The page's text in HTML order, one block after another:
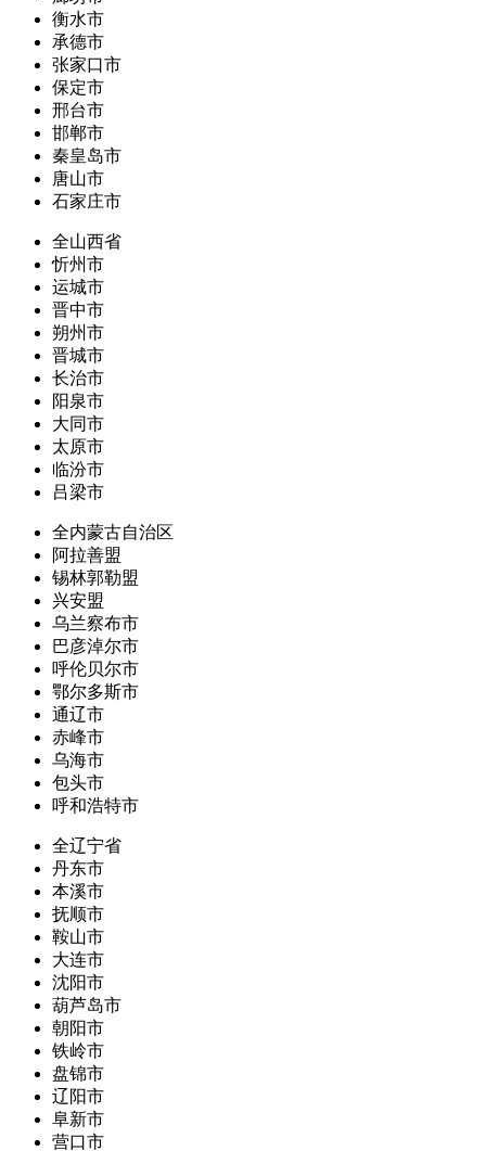
衡水市
承德市
张家口市
保定市
邢台市
邯郸市
秦皇岛市
唐山市
石家庄市
全山西省
忻州市
运城市
晋中市
朔州市
晋城市
长治市
阳泉市
大同市
太原市
临汾市
吕梁市
全内蒙古自治区
阿拉善盟
锡林郭勒盟
兴安盟
乌兰察布市
巴彦淖尔市
呼伦贝尔市
鄂尔多斯市
通辽市
赤峰市
乌海市
包头市
呼和浩特市
全辽宁省
丹东市
本溪市
抚顺市
鞍山市
大连市
沈阳市
葫芦岛市
朝阳市
铁岭市
盘锦市
辽阳市
阜新市
营口市